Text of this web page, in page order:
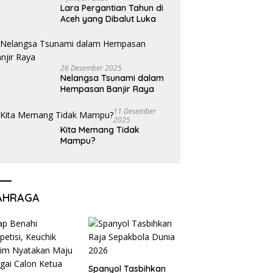
Lara Pergantian Tahun di
Aceh yang Dibalut Luka
26 Desember 2025
Nelangsa Tsunami dalam
Hempasan Banjir Raya
11 Desember
2025
Kita Memang Tidak
Mampu?
Spanyol Tasbihkan